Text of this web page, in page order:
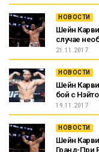
НОВОСТИ
Шейн
случае
21.11.2017
НОВОСТИ
Шейн
бой с
19.11.2017
НОВОСТИ
Шейн
Гранд-При